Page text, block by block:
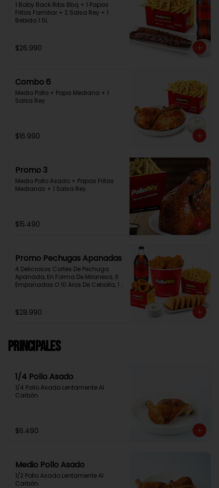
1 Baby Back Ribs Bbq + 1 Papas
Fritas Familiar + 2 Salsa Rey + 1
Bebida 1.5L
$26.990
Combo 6
Medio Pollo + Papa Mediana + 1
Salsa Rey
$16.990
Promo 3
Medio Pollo Asado + Papas Fritas
Medianas + 1 Salsa Rey.
$15.490
Promo Pechugas Apanadas
4 Deliciosos Cortes De Pechuga
Apanada, En Forma De Milanesa, 6
Empanadas O 10 Aros De Cebolla, 1
$28.990
Principales
1/4 Pollo Asado
1/4 Pollo Asado Lentamente Al
Carbón.
$6.490
Medio Pollo Asado
1/2 Pollo Asado Lentamente Al
Carbón.